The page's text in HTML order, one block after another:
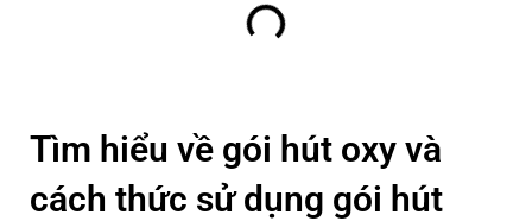
Tìm hiểu về gói hút oxy và
cách thức sử dụng gói hút